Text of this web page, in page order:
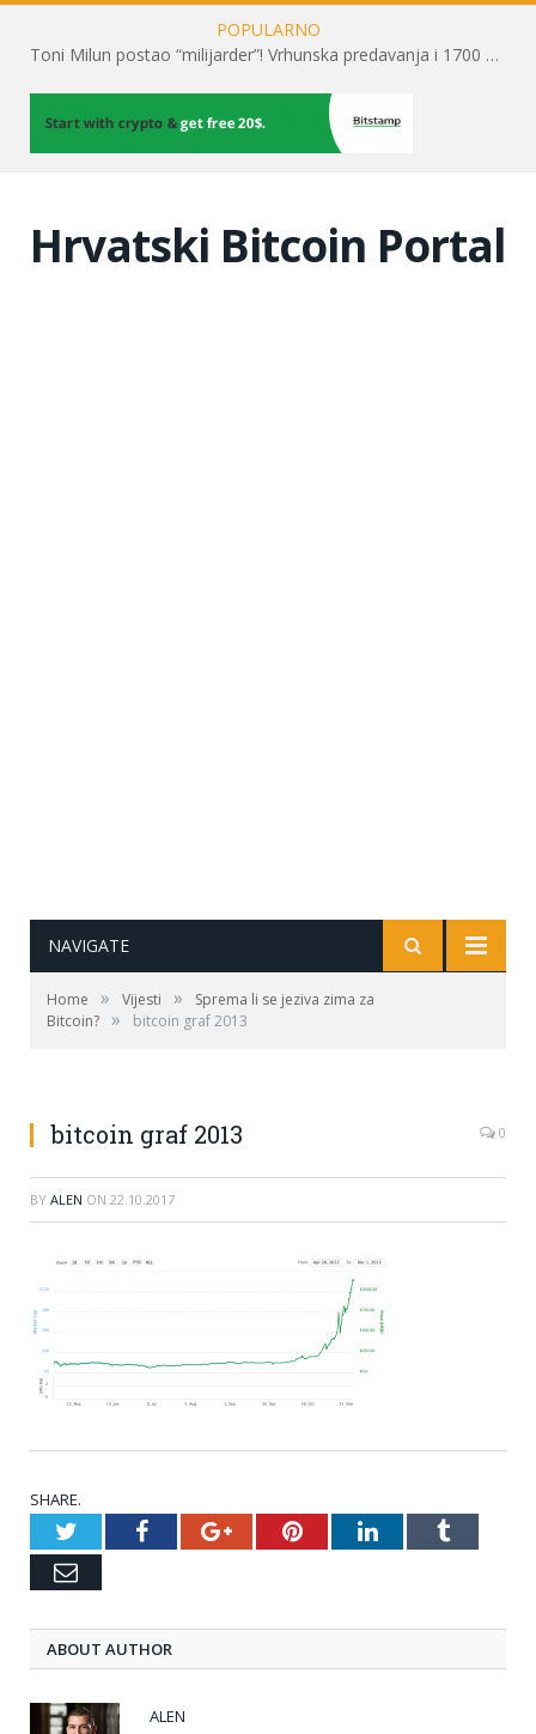
POPULARNO
Toni Milun postao “milijarder”! Vrhunska predavanja i 1700 posjetitelja obilježili su mjesec financijske pismenosti
Hrvatski Bitcoin Portal
NAVIGATE
Home » Vijesti »
Sprema li se jeziva zima za
Bitcoin? » bitcoin graf 2013
bitcoin graf 2013 0
BY ALEN ON 22.10.2017
SHARE.
TwitterFacebookGoogle+PinterestLinkedInTumblr
Email
ABOUT AUTHOR
ALEN